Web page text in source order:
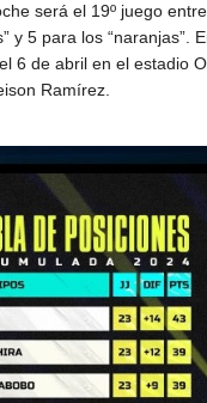
será el 19º juego
y 5 para los “naranjas”.
6 de abril en el estadio
Ramírez.